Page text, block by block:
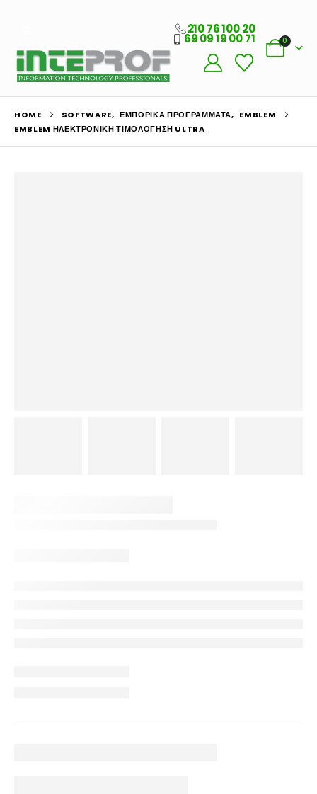
210 76 100 20
69 09 19 00 71 0
HOME SOFTWARE, ΕΜΠΟΡΙΚΆ ΠΡΟΓΡΆΜΜΑΤΑ, EMBLEM
EMBLEM ΗΛΕΚΤΡΟΝΙΚΉ ΤΙΜΟΛΌΓΗΣΗ ULTRA